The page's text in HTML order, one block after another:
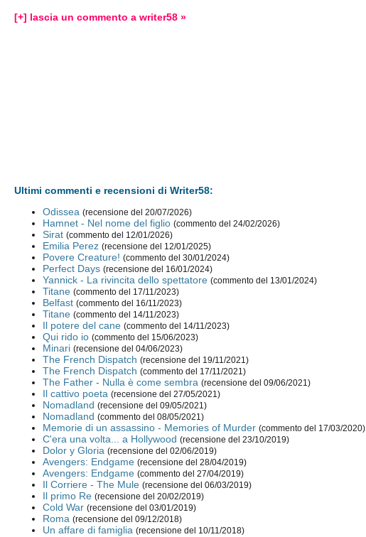
[+] lascia un commento a writer58 »
Ultimi commenti e recensioni di Writer58:
Odissea (recensione del 20/07/2026)
Hamnet - Nel nome del figlio (commento del 24/02/2026)
Sirat (commento del 12/01/2026)
Emilia Perez (recensione del 12/01/2025)
Povere Creature! (commento del 30/01/2024)
Perfect Days (recensione del 16/01/2024)
Yannick - La rivincita dello spettatore (commento del 13/01/2024)
Titane (commento del 17/11/2023)
Belfast (commento del 16/11/2023)
Titane (commento del 14/11/2023)
Il potere del cane (commento del 14/11/2023)
Qui rido io (commento del 15/06/2023)
Minari (recensione del 04/06/2023)
The French Dispatch (recensione del 19/11/2021)
The French Dispatch (commento del 17/11/2021)
The Father - Nulla è come sembra (recensione del 09/06/2021)
Il cattivo poeta (recensione del 27/05/2021)
Nomadland (recensione del 09/05/2021)
Nomadland (commento del 08/05/2021)
Memorie di un assassino - Memories of Murder (commento del 17/03/2020)
C'era una volta... a Hollywood (recensione del 23/10/2019)
Dolor y Gloria (recensione del 02/06/2019)
Avengers: Endgame (recensione del 28/04/2019)
Avengers: Endgame (commento del 27/04/2019)
Il Corriere - The Mule (recensione del 06/03/2019)
Il primo Re (recensione del 20/02/2019)
Cold War (recensione del 03/01/2019)
Roma (recensione del 09/12/2018)
Un affare di famiglia (recensione del 10/11/2018)